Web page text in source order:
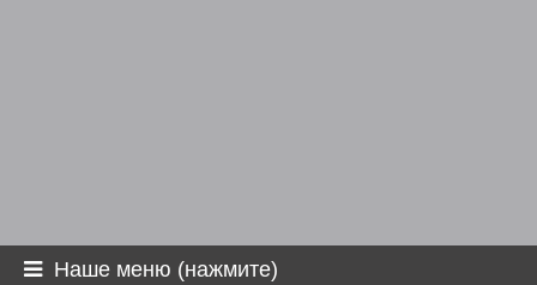
Наше меню (нажмите)